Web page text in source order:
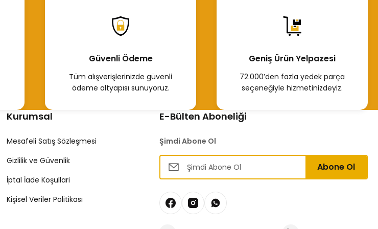
Hemen İncele
Güvenli Ödeme
Tüm alışverişlerinizde güvenli
ödeme altyapısı sunuyoruz.
Geniş Ürün Yelpazesi
72.000’den fazla yedek parça
seçeneğiyle hizmetinizdeyiz.
Kurumsal
Mesafeli Satış Sözleşmesi
Gizlilik ve Güvenlik
İptal İade Koşullari
Kişisel Veriler Politikası
E-Bülten Aboneliği
Şimdi Abone Ol
Abone Ol